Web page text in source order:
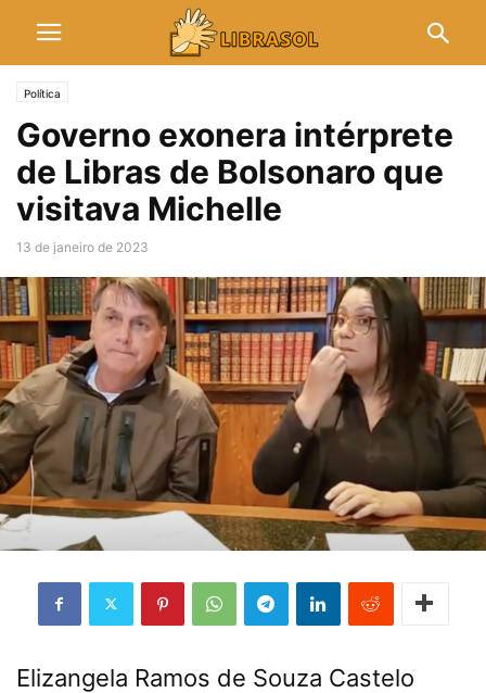
Política
Governo exonera intérprete
de Libras de Bolsonaro que
visitava Michelle
13 de janeiro de 2023
Elizangela Ramos de Souza Castelo